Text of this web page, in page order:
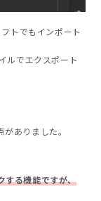
トでもインポート
ルでエクスポート
ありました。
する機能ですが、